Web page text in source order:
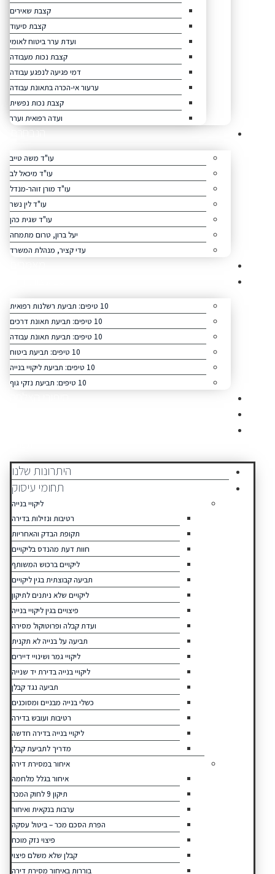
קצבת שאירים
קצבת סיעוד
ועדת ערר ביטוח לאומי
קצבת נכות מעבודה
דמי פגיעה לנפגע עבודה
ערעור אי-הכרה בתאונת עבודה
קצבת נכות נפשית
ועדה רפואית וערר
הנבחרת
עו"ד משה טייב
עו"ד מיכאל לב
עו"ד מורן זוהר-מנדל
עו"ד לין נשר
עו"ד שגית כהן
יעל ברון, טרום מתמחה
עדי קציר, מנהלת המשרד
10 טיפים: תביעת רשלנות רפואית
10 טיפים: תביעת תאונת דרכים
10 טיפים: תביעת תאונת עבודה
10 טיפים: תביעת ביטוח
10 טיפים: תביעת ליקויי בנייה
10 טיפים: תביעת נזקי גוף
היתרונות שלנו
תחומי עיסוק
ליקויי בנייה
רטיבות ונזילות בדירה
תקופת הבדק והאחריות
חוות דעת מהנדס בליקויים
ליקויים ברכוש המשותף
תביעה קבוצתית בגין ליקויים
ליקויים שלא ניתנים לתיקון
פיצויים בגין ליקויי בנייה
ועדת קבלה ופרוטוקול מסירה
תביעה על בנייה לא תקנית
ליקויי גמר ושינויי דיירים
ליקויי בנייה בדירת יד שנייה
תביעה נגד קבלן
כשלי בנייה מבניים ומסוכנים
רטיבות ועובש בדירה
ליקויי בנייה בדירה חדשה
מדריך לתביעת קבלן
איחור במסירת דירה
איחור בגלל מלחמה
תיקון 9 לחוק המכר
ערבות בנקאית ואיחור
הפרת הסכם מכר – ביטול עסקה
פיצוי נזק מוכח
קבלן שלא משלם פיצוי
בוררות באיחור מסירת דירה